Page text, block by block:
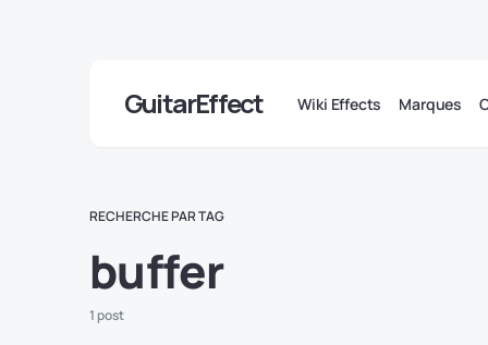
GuitarEffect Wiki Effects Marques
RECHERCHE PAR TAG
buffer
1 post